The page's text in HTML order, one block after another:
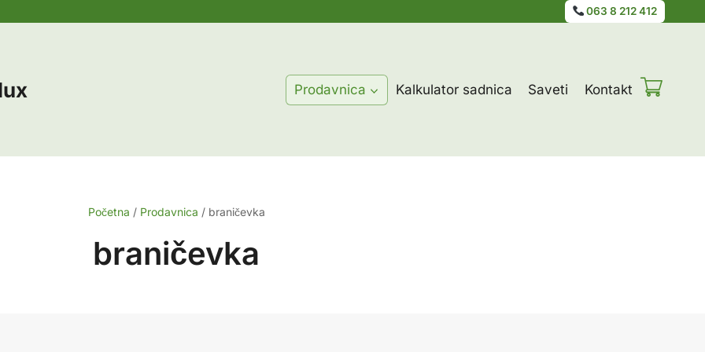
063 8 212 412
Prodavnica Kalkulator sadnica Saveti Kontakt
Početna / Prodavnica / braničevka
braničevka